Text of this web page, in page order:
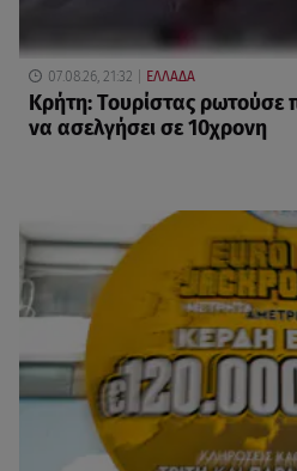
07.08.26, 21:32 ΕΛΛΑΔΑ
Κρήτη: Τουρίστας ρωτούσε
να ασελγήσει σε 10χρονη